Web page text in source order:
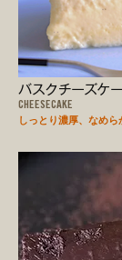
バスクチーズケ
CHEESECAKE
しっとり濃厚、なめら